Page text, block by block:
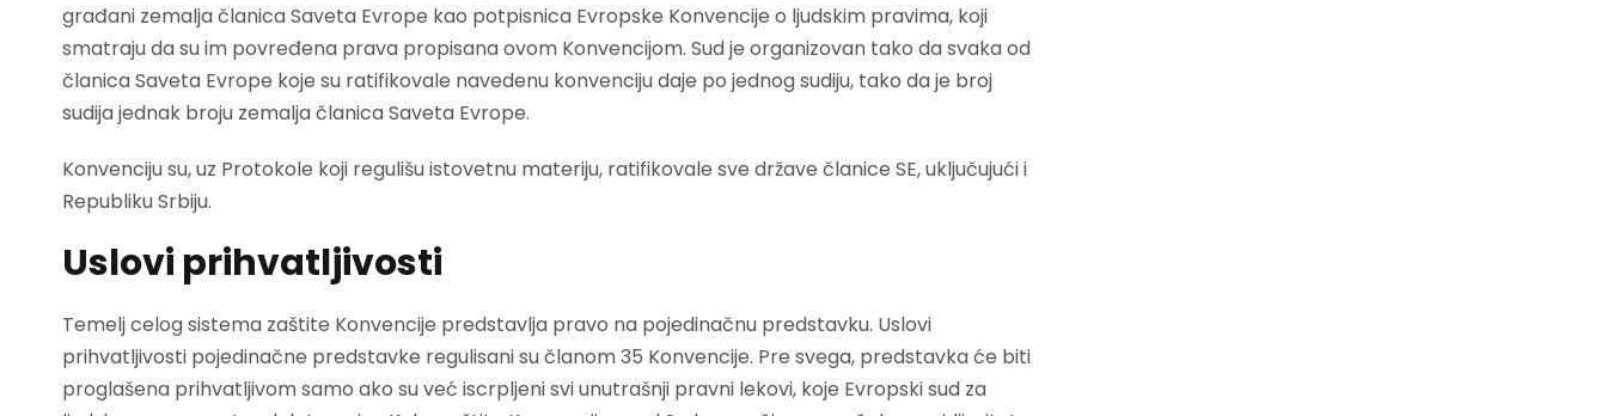
građani zemalja članica Saveta Evrope kao potpisnica Evropske Konvencije o ljudskim pravima, koji
smatraju da su im povređena prava propisana ovom Konvencijom. Sud je organizovan tako da svaka od
članica Saveta Evrope koje su ratifikovale navedenu konvenciju daje po jednog sudiju, tako da je broj
sudija jednak broju zemalja članica Saveta Evrope.
Konvenciju su, uz Protokole koji regulišu istovetnu materiju, ratifikovale sve države članice SE, uključujući i
Republiku Srbiju.
Uslovi prihvatljivosti
Temelj celog sistema zaštite Konvencije predstavlja pravo na pojedinačnu predstavku. Uslovi
prihvatljivosti pojedinačne predstavke regulisani su članom 35 Konvencije. Pre svega, predstavka će biti
proglašena prihvatljivom samo ako su već iscrpljeni svi unutrašnji pravni lekovi, koje Evropski sud za